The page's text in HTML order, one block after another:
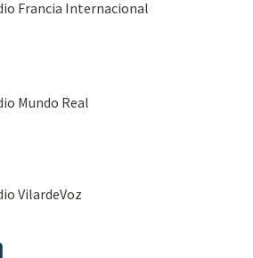
Francia Internacional
Mundo Real
VilardeVoz